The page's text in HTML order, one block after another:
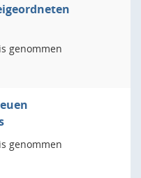
genommen
genommen